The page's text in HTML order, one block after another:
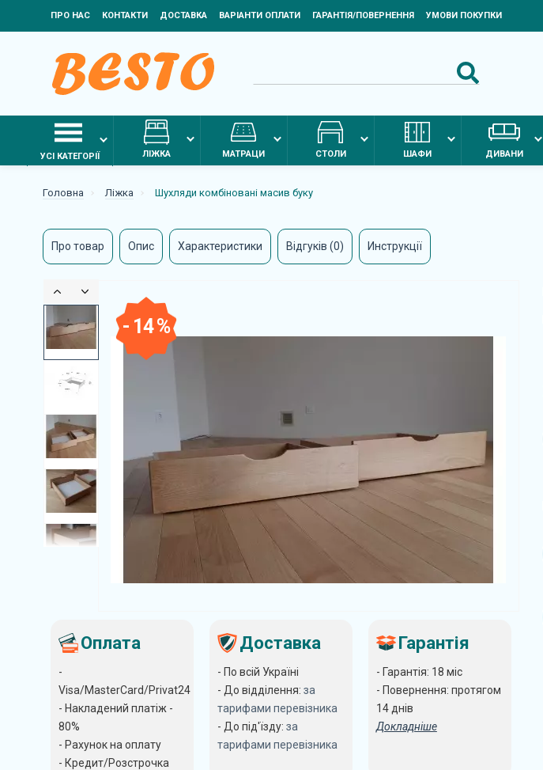
ПРО НАС КОНТАКТИ ДОСТАВКА ВАРІАНТИ ОПЛАТИ ГАРАНТІЯ/ПОВЕРНЕННЯ УМОВИ ПОКУПКИ
УСІ КАТЕГОРІЇ ЛІЖКА МАТРАЦИ СТОЛИ ШАФИ ДИВАНИ
Головна Ліжка Шухляди комбіновані масив буку
Про товар Опис Характеристики Відгуків (0) Инструкції
- 14 %
Оплата
-
Visa/MasterCard/Privat24
- Накладений платіж -
80%
- Рахунок на оплату
- Кредит/Розстрочка
Доставка
- По всій Україні
- До відділення: за
тарифами перевізника
- До під'їзду: за
тарифами перевізника
Гарантія
- Гарантія: 18 міс
- Повернення: протягом
14 днів
Докладніше